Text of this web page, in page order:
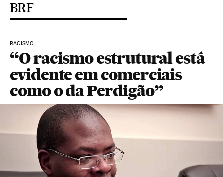
BRF
RACISMO
“O racismo estrutural está
evidente em comerciais
como o da Perdigão”